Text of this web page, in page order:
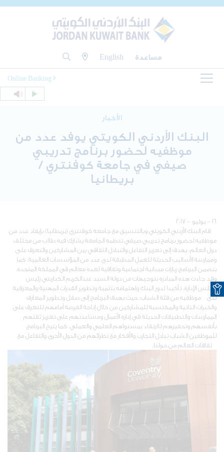
مساعدة English
Online Banking
الأخبار
البنك الأردني الكويتي يوفد عدد من
موظفيه لحضور برنامج تدريبي
صيفي في جامعة كوفنتري /
بريطانيا
١٦ - يوليو - ٢٠١٧
قام البنك الأردني الكويتي وبالتنسيق مع جامعة كوفنتري (بريطانيا) بإيفاد عدد من
موظفيه لحضور برنامج تدريبي صيفي تنظمه الجامعة يشارك فيه طلاب من مختلف
دول العالم، يهدف إلى تعزيز التفاعل والتبادل الثقافي بين المشاركين والتعرف على
وممارسة الأساليب الحديثة للعمل المطبقة لدى عدد من المؤسسات العالمية. كما
يتضمن البرنامج زيارات ميدانية اجتماعية وثقافية لعدة معالم في المملكة المتحدة.
وقد جاءت هذه المبادرة بتوجيهات من دولة السيد عبدالكريم الكباريتي رئيس
مجلس الإدارة، تأكيدا لدور البنك واهتمامه بتنمية وتطوير القدرات المهنية والمعرفية
لدى موظفيه من فئة الشباب، حيث يهدف البرنامج إلى صقل وتطوير المعارف
والخبرات الذاتية والمكتسبة للمشاركين من خلال إتاحة الفرصة أمامهم للتعرف على
الممارسات والتطبيقات الحديثة في إدارة الأعمال ومساعدتهم على تعزيز ثقتهم
بأنفسهم وتحفيزهم للارتقاء بمستواهم العلمي والعملي. كما يتيح البرنامج
للموظفين الشباب تبادل التجارب والأفكار مع نظرائهم من الدول الأخرى والتفاعل مع
ثقافات العالم من حولنا.